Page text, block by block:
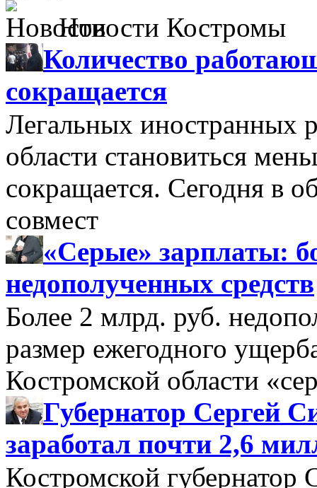
Новости Костромы
Количество
сокращается
Легальных иностранных
области становиться
сокращается. Сегодня в
совмест
«Серые» зарплаты:
недополученных средств
Более 2 млрд. руб.
размер ежегодного
Костромской области
Губернатор Сергей
заработал почти 2,6
Костромской губернатор